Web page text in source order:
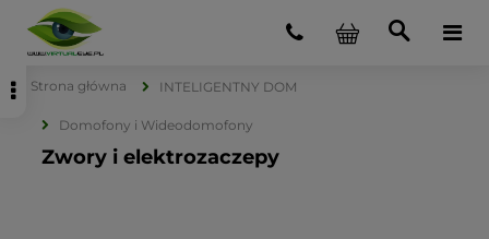
Strona główna INTELIGENTNY DOM
Domofony i Wideodomofony
Zwory i elektrozaczepy